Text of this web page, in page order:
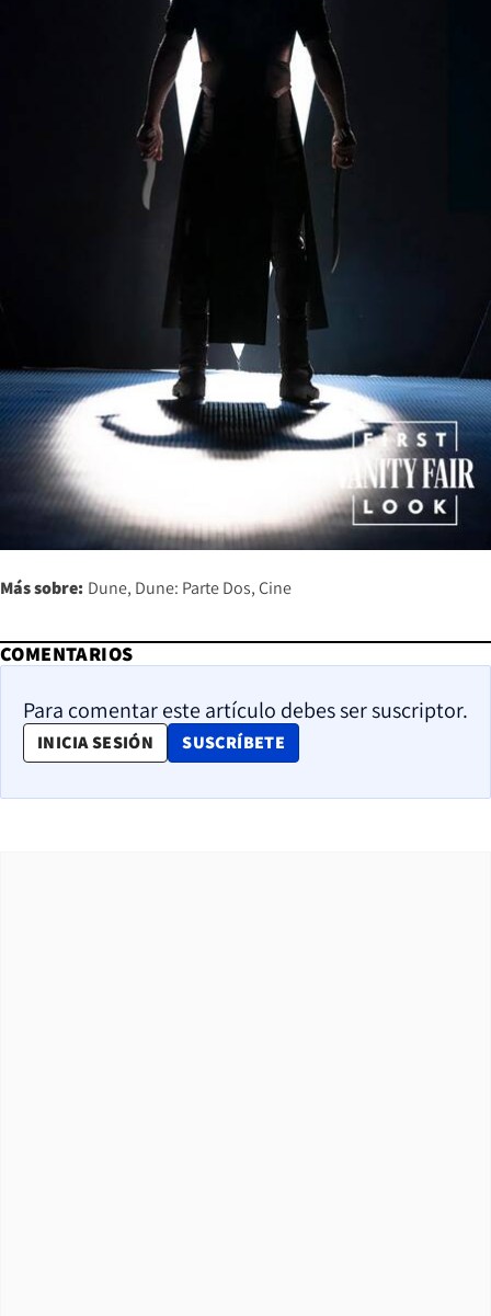
Más sobre: Dune Dune: Parte Dos Cine
COMENTARIOS
Para comentar este artículo debes ser suscriptor.
INICIA SESIÓN SUSCRÍBETE
OPENS IN NEW WINDOW